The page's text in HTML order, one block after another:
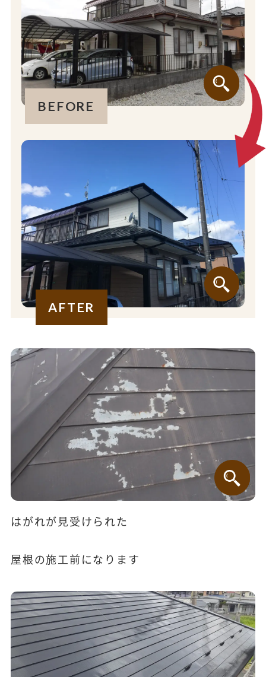
BEFORE
AFTER
はがれが見受けられた
屋根の施工前になります